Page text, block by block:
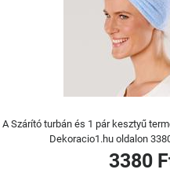
A Szárító turbán és 1 pár kesztyű
Dekoracio1.hu oldalon
3380